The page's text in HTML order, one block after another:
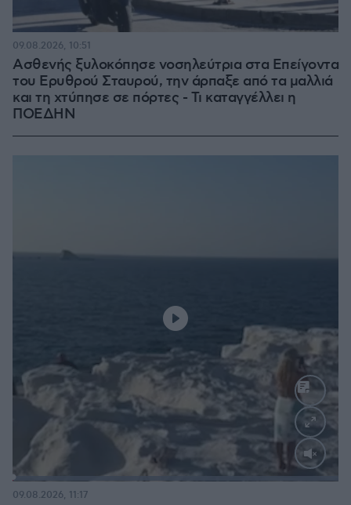
Ασθενής ξυλοκόπησε νοσηλεύτρια στα Επείγοντα
του Ερυθρού Σταυρού, την άρπαξε από τα μαλλιά
και τη χτύπησε σε πόρτες - Τι καταγγέλλει η
ΠΟΕΔΗΝ
09.08.2026, 10:51
Loaded
09.08.2026, 11:17